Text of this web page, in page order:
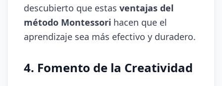
descubierto que estas ventajas del
método Montessori hacen que el
aprendizaje sea más efectivo y duradero.
4. Fomento de la Creatividad